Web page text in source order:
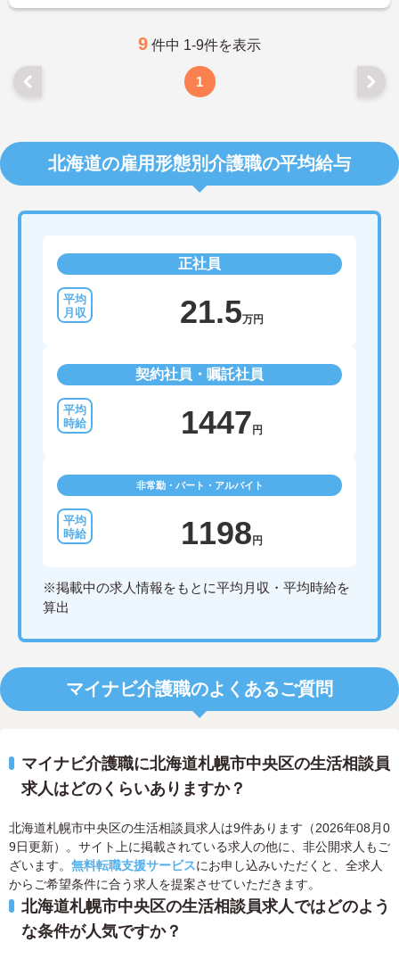
ご興味をお持ちの方はお気軽にお問い合わせくださ
9 件中 1-9件を表示
1
北海道の雇用形態別介護職の平均給与
正社員
21.5万円
契約社員・嘱託社員
1447 円
非常勤・パート・アルバイト
1198 円
※掲載中の求人情報をもとに平均月収・平均時給を
算出
マイナビ介護職のよくあるご質問
マイナビ介護職に北海道札幌市中央区の生活相談員
求人はどのくらいありますか？
北海道札幌市中央区の生活相談員求人は9件あります（2026年08月0
9日更新）。サイト上に掲載されている求人の他に、非公開求人もご
ざいます。 無料転職支援サービスにお申し込みいただくと、全求人
からご希望条件に合う求人を提案させていただきます。
北海道札幌市中央区の生活相談員求人ではどのよう
な条件が人気ですか？